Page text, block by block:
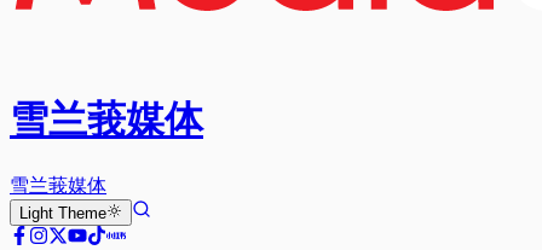
雪兰莪媒体
雪兰莪媒体
Light Theme